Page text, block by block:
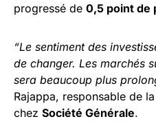
progressé de 0,5 point de
“Le sentiment des
de changer. Les marchés
sera beaucoup plus
Rajappa, responsable de
chez Société Générale.